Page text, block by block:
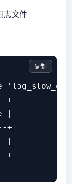
志文件
+
|
+
|
+
复制